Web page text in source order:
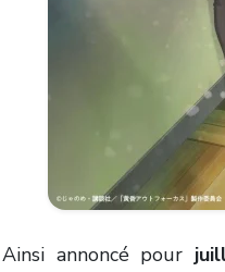
Ainsi annoncé pour